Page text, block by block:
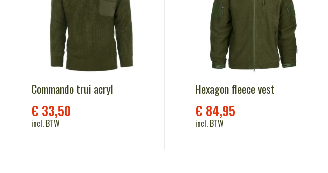
Commando trui acryl
€ 33,50
incl. BTW
Hexagon fleece vest
€ 84,95
incl. BTW